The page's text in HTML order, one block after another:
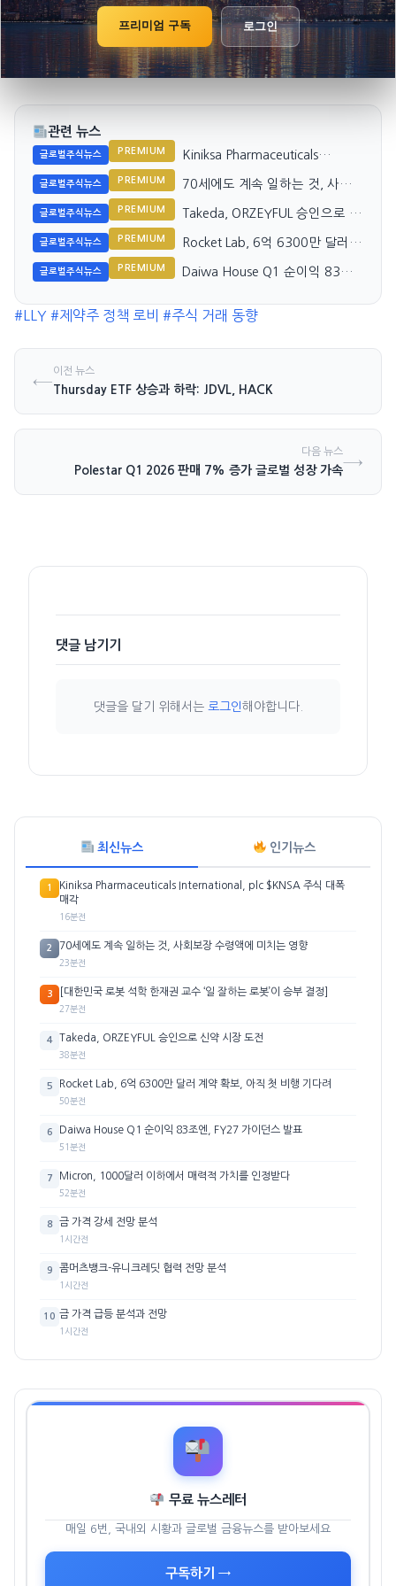
프리미엄 구독 로그인
관련 뉴스
글로벌주식뉴스 PREMIUM
Kiniksa Pharmaceuticals
대폭 매각
글로벌주식뉴스 PREMIUM
70세에도 계속 일하는 것, 사회
글로벌주식뉴스 PREMIUM
Takeda, ORZEYFUL 승인으로 신
글로벌주식뉴스 PREMIUM
Rocket Lab, 6억 6300만 달러
글로벌주식뉴스 PREMIUM
Daiwa House Q1 순이익 83조
#LLY #제약주 정책 로비 #주식 거래 동향
←이전 뉴스
Thursday ETF 상승과 하락: JDVL, HACK
다음 뉴스
Polestar Q1 2026 판매 7% 증가 글로벌 성장 가속→
댓글 남기기
댓글을 달기 위해서는 로그인해야합니다.
최신뉴스 인기뉴스
1
Kiniksa Pharmaceuticals International, plc $KNSA 주식 대폭
매각
16분전
2 70세에도 계속 일하는 것, 사회보장 수령액에 미치는 영향
23분전
3 [대한민국 로봇 석학 한재권 교수 ‘일 잘하는 로봇’이 승부 결정]
27분전
4 Takeda, ORZEYFUL 승인으로 신약 시장 도전
38분전
5 Rocket Lab, 6억 6300만 달러 계약 확보, 아직 첫 비행 기다려
50분전
6 Daiwa House Q1 순이익 83조엔, FY27 가이던스 발표
51분전
7 Micron, 1000달러 이하에서 매력적 가치를 인정받다
52분전
8 금 가격 강세 전망 분석
1시간전
9 콤머츠뱅크-유니크레딧 협력 전망 분석
1시간전
10 금 가격 급등 분석과 전망
1시간전
무료 뉴스레터
매일 6번, 국내외 시황과 글로벌 금융뉴스를 받아보세요
구독하기 →